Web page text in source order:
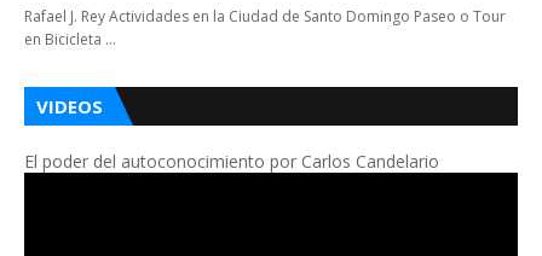
Rafael J. Rey Actividades en la Ciudad de Santo Domingo Paseo o Tour
en Bicicleta …
VIDEOS
El poder del autoconocimiento por Carlos Candelario